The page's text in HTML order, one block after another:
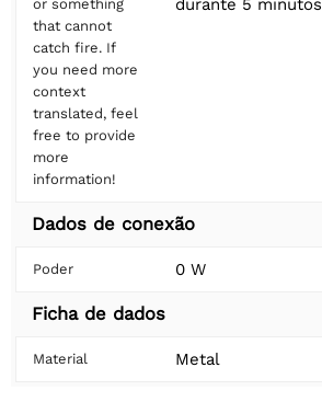
or something
that cannot
catch fire. If
you need more
context
translated, feel
free to provide
more
information!
durante 5 minutos
Dados de conexão
Poder 0 W
Ficha de dados
Material Metal